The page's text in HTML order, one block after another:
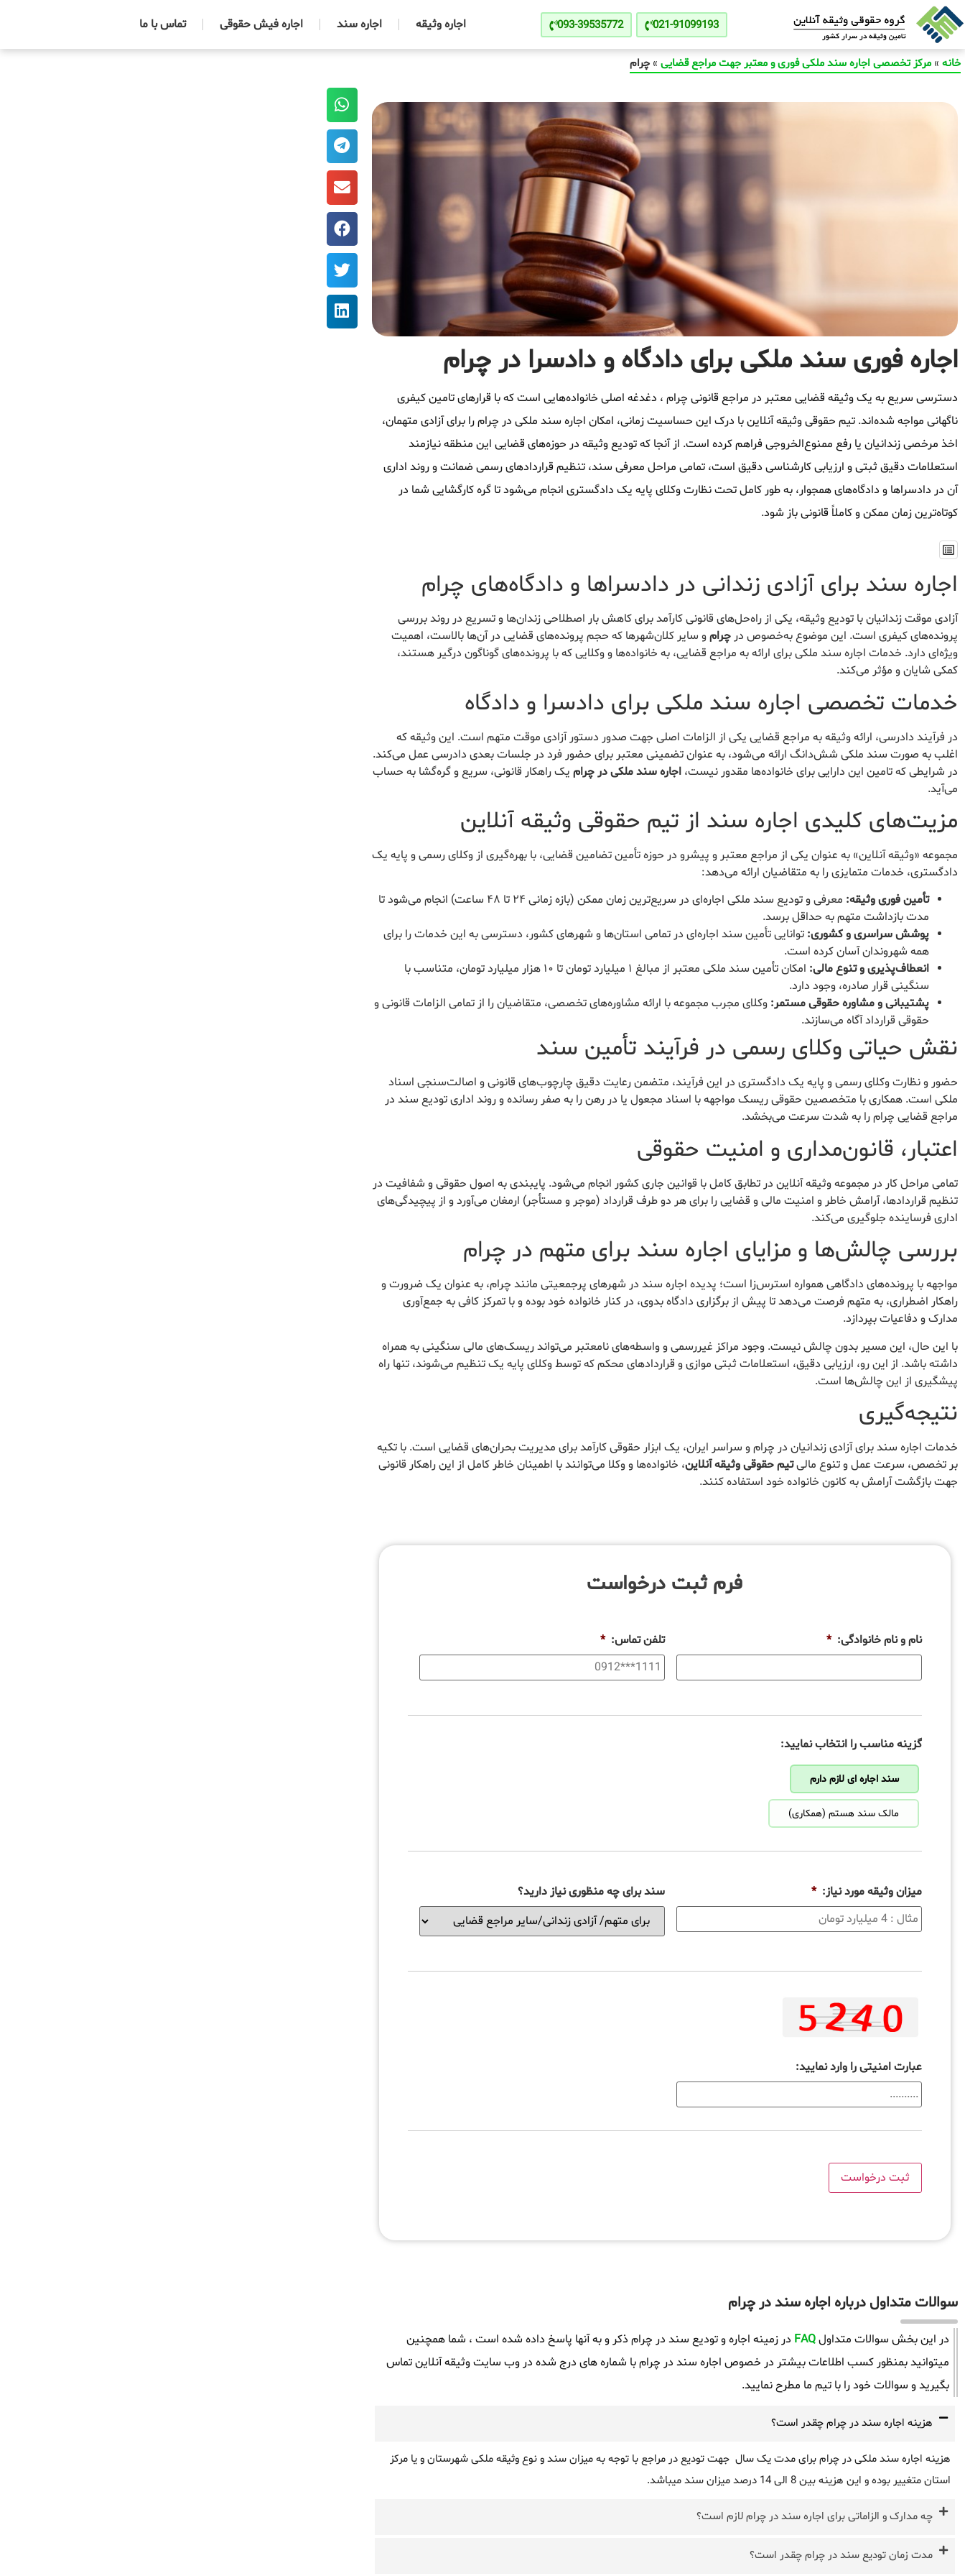
021-91099193
093-39535772 اجاره وثیقه اجاره سند اجاره فیش حقوقی تماس با ما
خانه » مرکز تخصصی اجاره سند ملکی فوری و معتبر جهت مراجع قضایی » چرام
اجاره فوری سند ملکی برای دادگاه و دادسرا در چرام
دسترسی سریع به یک وثیقه قضایی معتبر در مراجع قانونی چرام ، دغدغه اصلی خانواده‌هایی است که با قرارهای تامین کیفری
ناگهانی مواجه شده‌اند. تیم حقوقی وثیقه آنلاین با درک این حساسیت زمانی، امکان اجاره سند ملکی در چرام را برای آزادی متهمان،
اخذ مرخصی زندانیان یا رفع ممنوع‌الخروجی فراهم کرده است. از آنجا که تودیع وثیقه در حوزه‌های قضایی این منطقه نیازمند
استعلامات دقیق ثبتی و ارزیابی کارشناسی دقیق است، تمامی مراحل معرفی سند، تنظیم قراردادهای رسمی ضمانت و روند اداری
آن در دادسراها و دادگاه‌های همجوار، به طور کامل تحت نظارت وکلای پایه یک دادگستری انجام می‌شود تا گره کارگشایی شما در
کوتاه‌ترین زمان ممکن و کاملاً قانونی باز شود.
اجاره سند برای آزادی زندانی در دادسراها و دادگاه‌های چرام
آزادی موقت زندانیان با تودیع وثیقه، یکی از راه‌حل‌های قانونی کارآمد برای کاهش بار اصطلاحی زندان‌ها و تسریع در روند بررسی
پرونده‌های کیفری است. این موضوع به‌خصوص در چرامو سایر کلان‌شهرها که حجم پرونده‌های قضایی در آن‌ها بالاست، اهمیت
ویژه‌ای دارد. خدمات اجاره سند ملکی برای ارائه به مراجع قضایی، به خانواده‌ها و وکلایی که با پرونده‌های گوناگون درگیر هستند،
کمکی شایان و مؤثر می‌کند.
خدمات تخصصی اجاره سند ملکی برای دادسرا و دادگاه
در فرآیند دادرسی، ارائه وثیقه به مراجع قضایی یکی از الزامات اصلی جهت صدور دستور آزادی موقت متهم است. این وثیقه که
اغلب به صورت سند ملکی شش‌دانگ ارائه می‌شود، به عنوان تضمینی معتبر برای حضور فرد در جلسات بعدی دادرسی عمل می‌کند.
در شرایطی که تامین این دارایی برای خانواده‌ها مقدور نیست، اجاره سند ملکی در چرام یک راهکار قانونی، سریع و گره‌گشا به حساب
می‌آید.
مزیت‌های کلیدی اجاره سند از تیم حقوقی وثیقه آنلاین
مجموعه «وثیقه آنلاین» به عنوان یکی از مراجع معتبر و پیشرو در حوزه تأمین تضامین قضایی، با بهره‌گیری از وکلای رسمی و پایه یک
دادگستری، خدمات متمایزی را به متقاضیان ارائه می‌دهد:
تأمین فوری وثیقه:
معرفی و تودیع سند ملکی اجاره‌ای در سریع‌ترین زمان ممکن (بازه زمانی ۲۴ تا ۴۸ ساعت) انجام می‌شود تا
مدت بازداشت متهم به حداقل برسد.
پوشش سراسری و کشوری: توانایی تأمین سند اجاره‌ای در تمامی استان‌ها و شهرهای کشور، دسترسی به این خدمات را برای
همه شهروندان آسان کرده است.
انعطاف‌پذیری و تنوع مالی:
امکان تأمین سند ملکی معتبر از مبالغ ۱ میلیارد تومان تا ۱۰ هزار میلیارد تومان، متناسب با
سنگینی قرار صادره، وجود دارد.
پشتیبانی و مشاوره حقوقی مستمر: وکلای مجرب مجموعه با ارائه مشاوره‌های تخصصی، متقاضیان را از تمامی الزامات قانونی و
حقوقی قرارداد آگاه می‌سازند.
نقش حیاتی وکلای رسمی در فرآیند تأمین سند
حضور و نظارت وکلای رسمی و پایه یک دادگستری در این فرآیند، متضمن رعایت دقیق چارچوب‌های قانونی و اصالت‌سنجی اسناد
ملکی است. همکاری با متخصصین حقوقی ریسک مواجهه با اسناد مجعول یا در رهن را به صفر رسانده و روند اداری تودیع سند در
مراجع قضایی چرام را به شدت سرعت می‌بخشد.
اعتبار، قانون‌مداری و امنیت حقوقی
تمامی مراحل کار در مجموعه وثیقه آنلاین در تطابق کامل با قوانین جاری کشور انجام می‌شود. پایبندی به اصول حقوقی و شفافیت در
تنظیم قراردادها، آرامش خاطر و امنیت مالی و قضایی را برای هر دو طرف قرارداد (موجر و مستأجر) ارمغان می‌آورد و از پیچیدگی‌های
اداری فرساینده جلوگیری می‌کند.
بررسی چالش‌ها و مزایای اجاره سند برای متهم در چرام
مواجهه با پرونده‌های دادگاهی همواره استرس‌زا است؛ پدیده اجاره سند در شهرهای پرجمعیتی مانند چرام، به عنوان یک ضرورت و
راهکار اضطراری، به متهم فرصت می‌دهد تا پیش از برگزاری دادگاه بدوی، در کنار خانواده خود بوده و با تمرکز کافی به جمع‌آوری
مدارک و دفاعیات بپردازد.
با این حال، این مسیر بدون چالش نیست. وجود مراکز غیررسمی و واسطه‌های نامعتبر می‌تواند ریسک‌های مالی سنگینی به همراه
داشته باشد. از این رو، ارزیابی دقیق، استعلامات ثبتی موازی و قراردادهای محکم که توسط وکلای پایه یک تنظیم می‌شوند، تنها راه
پیشگیری از این چالش‌ها است.
نتیجه‌گیری
خدمات اجاره سند برای آزادی زندانیان در چرام و سراسر ایران، یک ابزار حقوقی کارآمد برای مدیریت بحران‌های قضایی است. با تکیه
بر تخصص، سرعت عمل و تنوع مالیتیم حقوقی وثیقه آنلاین، خانواده‌ها و وکلا می‌توانند با اطمینان خاطر کامل از این راهکار قانونی
جهت بازگشت آرامش به کانون خانواده خود استفاده کنند.
فرم ثبت درخواست
نام و نام خانوادگی: * تلفن تماس: *
گزینه مناسب را انتخاب نمایید:
سند اجاره ای لازم دارم
مالک سند هستم (همکاری)
میزان وثیقه مورد نیاز: * سند برای چه منظوری نیاز دارید؟
عبارت امنیتی را وارد نمایید:
سوالات متداول درباره اجاره سند در چرام
در این بخش سوالات متداولFAQ در زمینه اجاره و تودیع سند در چرام ذکر و به آنها پاسخ داده شده است ، شما همچنین
میتوانید بمنظور کسب اطلاعات بیشتر در خصوص اجاره سند در چرام با شماره های درج شده در وب سایت وثیقه آنلاین تماس
بگیرید و سوالات خود را با تیم ما مطرح نمایید.
هزینه اجاره سند در چرام چقدر است؟
هزینه اجاره سند ملکی در چرام برای مدت یک سال جهت تودیع در مراجع با توجه به میزان سند و نوع وثیقه ملکی شهرستان و یا مرکز
استان متغییر بوده و این هزینه بین 8 الی 14 درصد میزان سند میباشد.
چه مدارک و الزاماتی برای اجاره سند در چرام لازم است؟
مدت زمان تودیع سند در چرام چقدر است؟